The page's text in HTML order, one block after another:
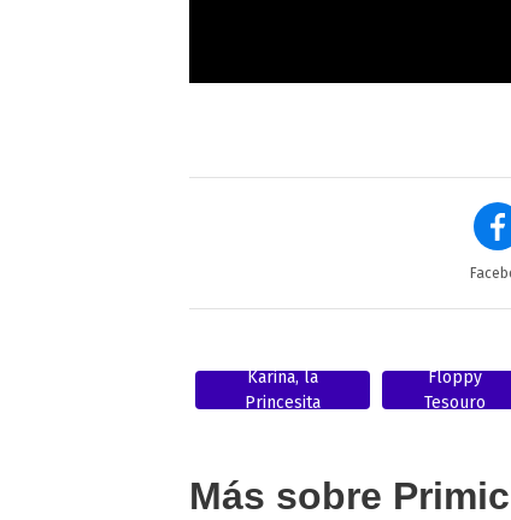
Karina, la
Princesita
Floppy
Tesouro
Más sobre